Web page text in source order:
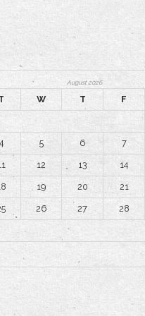
August 2026
W T F
4 5 6 7
12 13 14
19 20 21
26 27 28